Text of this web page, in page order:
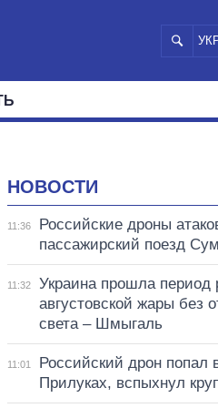
НОВОСТИ
11:36
Российские дроны
пассажирский поезд
11:32
Украина прошла период
августовской жары без
света – Шмыгаль
11:01
Российский дрон попал
Прилуках, вспыхнул